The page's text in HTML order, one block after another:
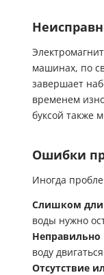
машинах, по
завершает
временем
буксой также
Ошибки
Иногда
Слишком
воды нужно
Неправильно
воду
Отсутствие